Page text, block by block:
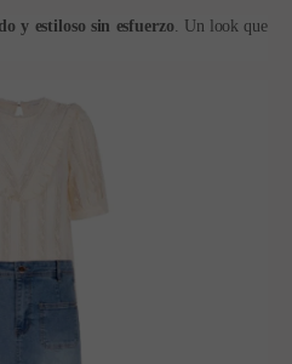
y estiloso sin esfuerzo. Un look que